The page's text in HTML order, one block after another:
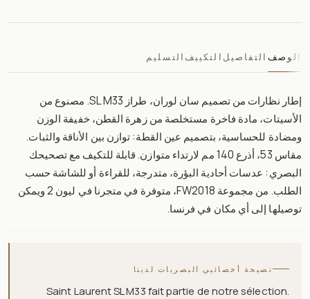
الوصف التفاصيل التكييف التسليم
إطار نظارات من تصميم سان لوران، طراز SL M33. مصنوع من
الأسيتات، مادة فاخرة مستخلصة من زهرة القطن، خفيفة الوزن
ومضادة للحساسية، بتصميم عين القطة: توازن بين الأناقة والثبات.
مقاس 53، أذرع 140 مم لارتداء متوازن. قابلة للتكيف مع تصحيحك
البصري: عدسات أحادية البؤرة، متدرجة، للقراءة أو للشاشة حسب
الطلب. من مجموعة FW2018، متوفرة في متجرنا في ليون 2 ويمكن
توصيلها إلى أي مكان في فرنسا.
نصيحة أخصائيي البصريات لدينا
Saint Laurent SL M33 fait partie de notre sélection.